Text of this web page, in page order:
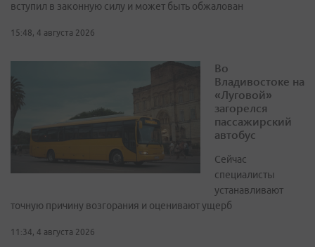
вступил в законную силу и может быть обжалован
15:48, 4 августа 2026
Во
Владивостоке на
«Луговой»
загорелся
пассажирский
автобус
Сейчас
специалисты
устанавливают
точную причину возгорания и оценивают ущерб
11:34, 4 августа 2026